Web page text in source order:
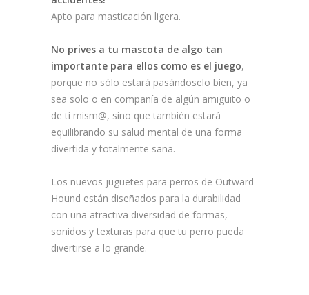
Apto para masticación ligera.
No prives a tu mascota de algo tan
importante para ellos como es el juego,
porque no sólo estará pasándoselo bien, ya
sea solo o en compañía de algún amiguito o
de tí mism@, sino que también estará
equilibrando su salud mental de una forma
divertida y totalmente sana.
Los nuevos juguetes para perros de Outward
Hound están diseñados para la durabilidad
con una atractiva diversidad de formas,
sonidos y texturas para que tu perro pueda
divertirse a lo grande.